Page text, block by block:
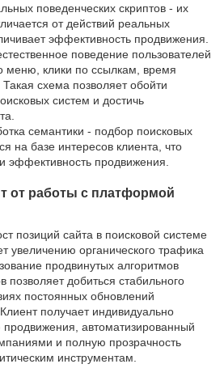
поведенческих скриптов - их
от действий реальных
эффективность продвижения.
поведение пользователей
меню, клики по ссылкам, время
схема позволяет обойти
систем и достичь
семантики - подбор поисковых
на базе интересов клиента, что
эффективность продвижения.
от работы с платформой
позиций сайта в поисковой системе
увеличению органического трафика
продвинутых алгоритмов
позволяет добиться стабильного
постоянных обновлений
получает индивидуально
продвижения, автоматизированный
и полную прозрачность
инструментам.